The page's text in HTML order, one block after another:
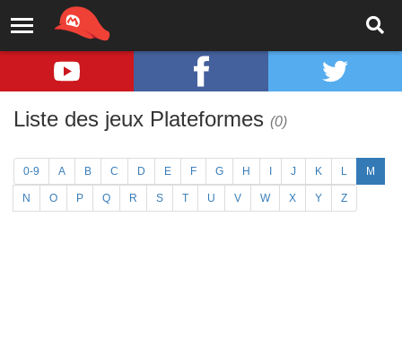
Liste des jeux Plateformes (0)
0-9 A B C D E F G H J K L M
N O P Q R S T U V W X Y Z